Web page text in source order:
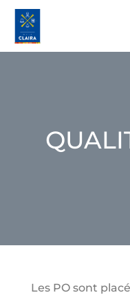
Les PO sont